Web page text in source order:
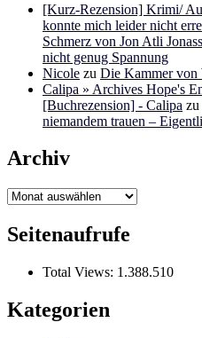
[Kurz-Rezension] Krimi/
konnte mich leider nicht
Schmerz von Jon Atli
nicht genug Spannung
Nicole zu Die Kammer von
Calipa » Archives Hope's
[Buchrezension] - Calipa zu
niemandem trauen –
Archiv
Archiv
Seitenaufrufe
Total Views: 1.388.510
Kategorien